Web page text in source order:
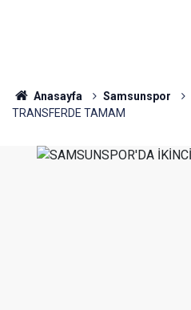
Anasayfa Samsunspor
TRANSFERDE TAMAM